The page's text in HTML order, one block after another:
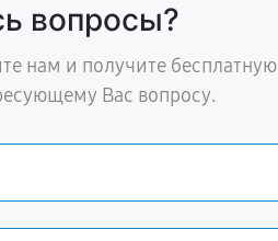
вопросы?
нам и получите бесплатную
Вас вопросу.